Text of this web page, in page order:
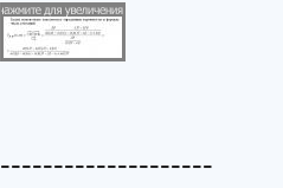
--------------------